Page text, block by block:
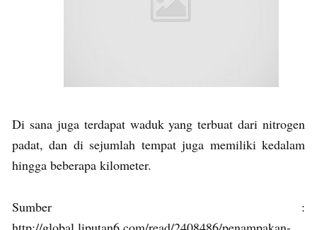
Di sana juga terdapat waduk yang terbuat dari nitrogen
padat, dan di sejumlah tempat juga memiliki kedalam
hingga beberapa kilometer.
Sumber :